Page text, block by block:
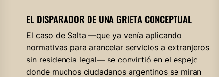
EL DISPARADOR DE UNA GRIETA CONCEPTUAL
El caso de Salta —que ya venía aplicando
normativas para arancelar servicios a extranjeros
sin residencia legal— se convirtió en el espejo
donde muchos ciudadanos argentinos se miran